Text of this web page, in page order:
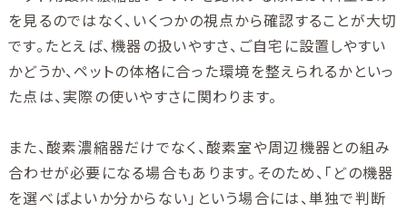
を見るのではなく、いくつかの視点から確認することが大切
です。たとえば、機器の扱いやすさ、ご自宅に設置しやすい
かどうか、ペットの体格に合った環境を整えられるかといっ
た点は、実際の使いやすさに関わります。
また、酸素濃縮器だけでなく、酸素室や周辺機器との組み
合わせが必要になる場合もあります。そのため、「どの機器
を選べばよいか分からない」という場合には、単独で判断